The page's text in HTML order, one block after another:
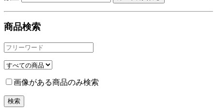
商品検索
画像がある商品のみ検索